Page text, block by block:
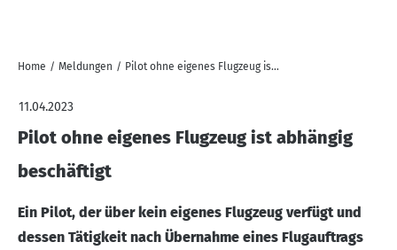
Home / Meldungen / Pilot ohne eigenes Flugzeug ist abhängig beschäftigt
11.04.2023
Pilot ohne eigenes Flugzeug ist abhängig
beschäftigt
Ein Pilot, der über kein eigenes Flugzeug verfügt und
dessen Tätigkeit nach Übernahme eines Flugauftrags